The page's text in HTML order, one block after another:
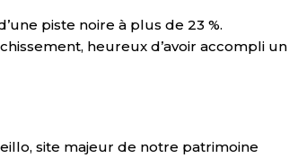
piste noire à plus de 23 %.
heureux d’avoir accompli un
site majeur de notre patrimoine